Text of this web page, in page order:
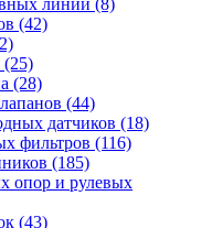
линий (8)
(42)
(25)
(28)
(44)
датчиков (18)
фильтров (116)
(185)
опор и рулевых
(43)